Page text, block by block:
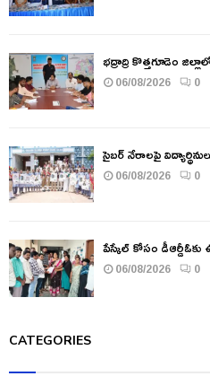
భద్రాద్రి కొత్తగూడెం
06/08/2026 0
సైబర్ నేరాలపై
06/08/2026 0
పేస్కేల్ కోసం
06/08/2026 0
CATEGORIES